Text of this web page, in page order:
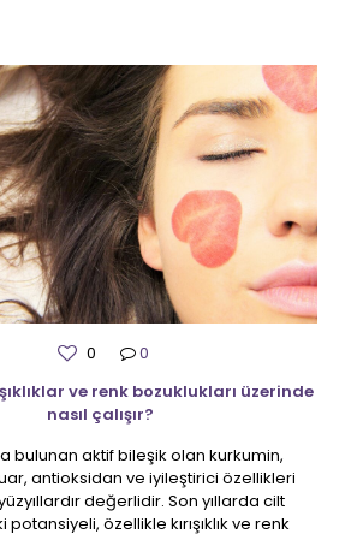
0
0
ve renk bozuklukları üzerinde
nasıl çalışır?
bulunan aktif bileşik olan kurkumin,
antioksidan ve iyileştirici özellikleri
değerlidir. Son yıllarda cilt
potansiyeli, özellikle kırışıklık ve renk